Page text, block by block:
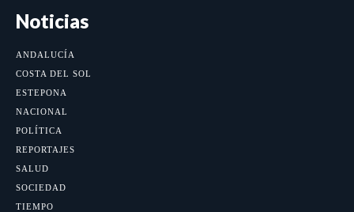
Noticias
ANDALUCÍA
COSTA DEL SOL
ESTEPONA
NACIONAL
POLÍTICA
REPORTAJES
SALUD
SOCIEDAD
TIEMPO